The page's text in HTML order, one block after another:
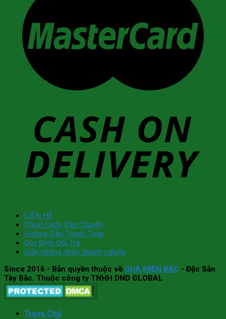
LIÊN HỆ
Chính Sách Vận Chuyển
Hướng Dẫn Thanh Toán
Quy Định Đổi Trả
Giấy chứng nhận doanh nghiệp
Since 2016 - Bản quyền thuộc về QUÀ MIỀN BẮC - Đặc Sản
Tây Bắc. Thuộc công ty TNHH DND GLOBAL
Trang Chủ